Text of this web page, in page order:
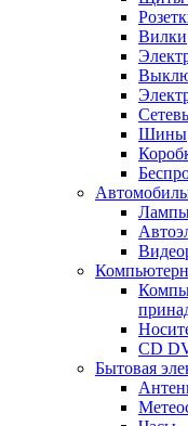
Вилки
Шины
CD
Бытовая